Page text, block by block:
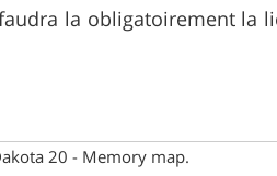
la obligatoirement la
20 - Memory map.